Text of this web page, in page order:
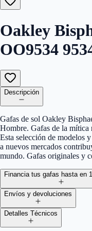
Oakley
OO9534
Descripción
Gafas de sol Oakley
Hombre. Gafas de la mítica
Esta selección de modelos
a nuevos mercados
mundo. Gafas originales y
Financia tus gafas hasta en
Envíos y devoluciones
Detalles Técnicos